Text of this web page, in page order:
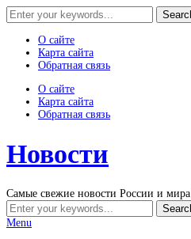
О сайте
Карта сайта
Обратная связь
О сайте
Карта сайта
Обратная связь
Новости
Самые свежие новости России и мира
Menu